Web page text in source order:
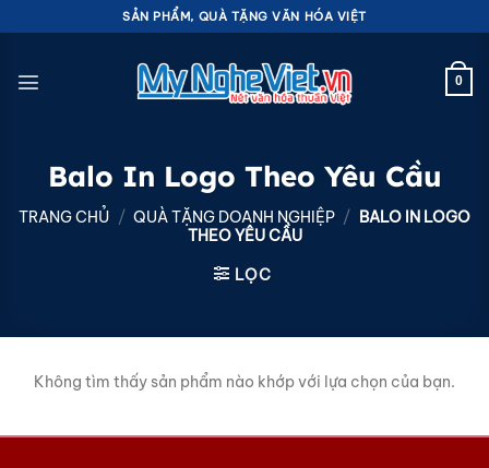
qua
dung
SẢN PHẨM, QUÀ TẶNG VĂN HÓA VIỆT
0
Balo In Logo Theo Yêu Cầu
TRANG CHỦ / QUÀ TẶNG DOANH NGHIỆP / BALO IN LOGO
THEO YÊU CẦU
LỌC
Không tìm thấy sản phẩm nào khớp với lựa chọn của bạn.